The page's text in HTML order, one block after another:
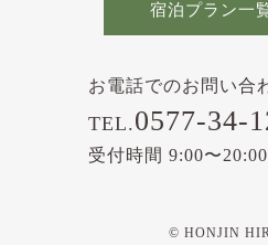
宿泊プラン一
お電話でのお問い合
TEL.0577-34-
受付時間 9:00〜20:00
© HONJIN